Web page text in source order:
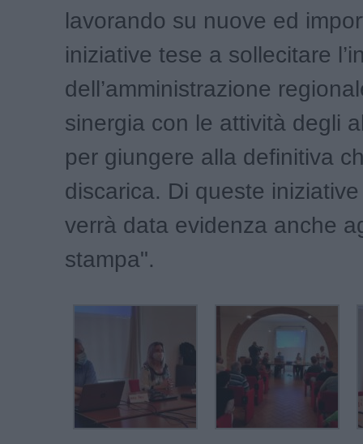
lavorando su nuove ed
iniziative tese a sollecitare
dell’amministrazione
sinergia con le attività degli
per giungere alla definitiva
discarica. Di queste
verrà data evidenza anche
stampa".